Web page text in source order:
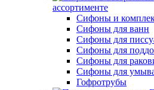
ассортименте
Сифоны и
Сифоны для ванн
Сифоны для
Сифоны для
Сифоны для
Сифоны для
Гофротрубы